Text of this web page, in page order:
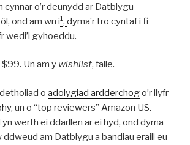
cynnar o’r deunydd ar Datblygu
ond am wn i1, dyma’r tro cyntaf i fi
wedi’i gyhoeddu.
Un am y wishlist, falle.
o adolygiad ardderchogo’r llyfr
, un o “top reviewers” Amazon US.
yn werth ei ddarllen ar ei hyd, ond dyma
ddweud am Datblygu a bandiau eraill eu